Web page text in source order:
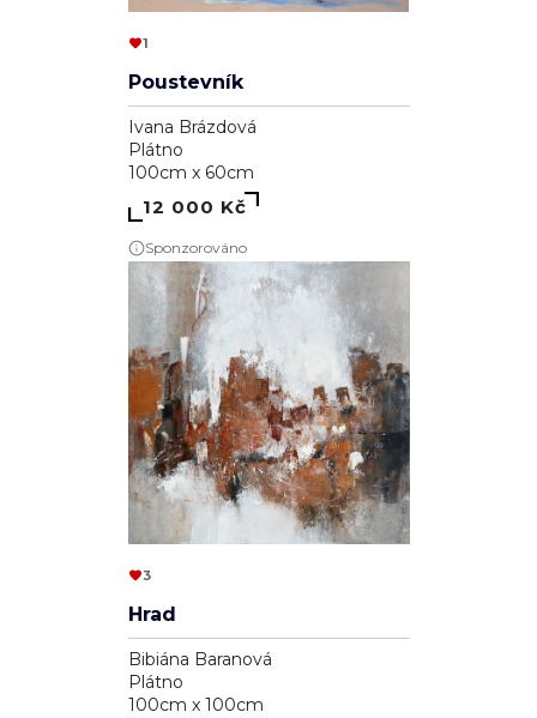
1
Poustevník
Ivana Brázdová
Plátno
100cm x 60cm
12 000 Kč
Sponzorováno
3
Hrad
Bibiána Baranová
Plátno
100cm x 100cm